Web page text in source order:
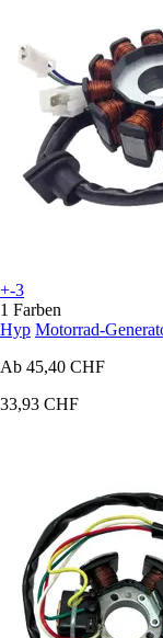
+-3
1 Farben
Hyp Motorrad-
Ab 45,40 CHF
33,93 CHF